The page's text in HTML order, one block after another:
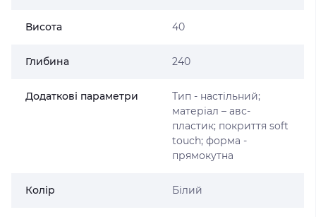
Висота 40
Глибина 240
Додаткові параметри
Тип - настільний;
матеріал – авс-
пластик; покриття soft
touch; форма -
прямокутна
Колір Білий